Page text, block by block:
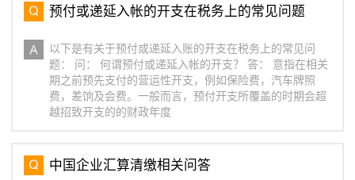
预付或递延入帐的开支在税务上的常见问题
以下是有关于预付或递延入账的开支在税务上的常见问
题： 问： 何谓预付或递延入帐的开支？ 答： 意指在相关
期之前预先支付的营运性开支，例如保险费，汽车牌照
费，差饷及会费。一般而言，预付开支所覆盖的时期会超
越招致开支的的财政年度
中国企业汇算清缴相关问答